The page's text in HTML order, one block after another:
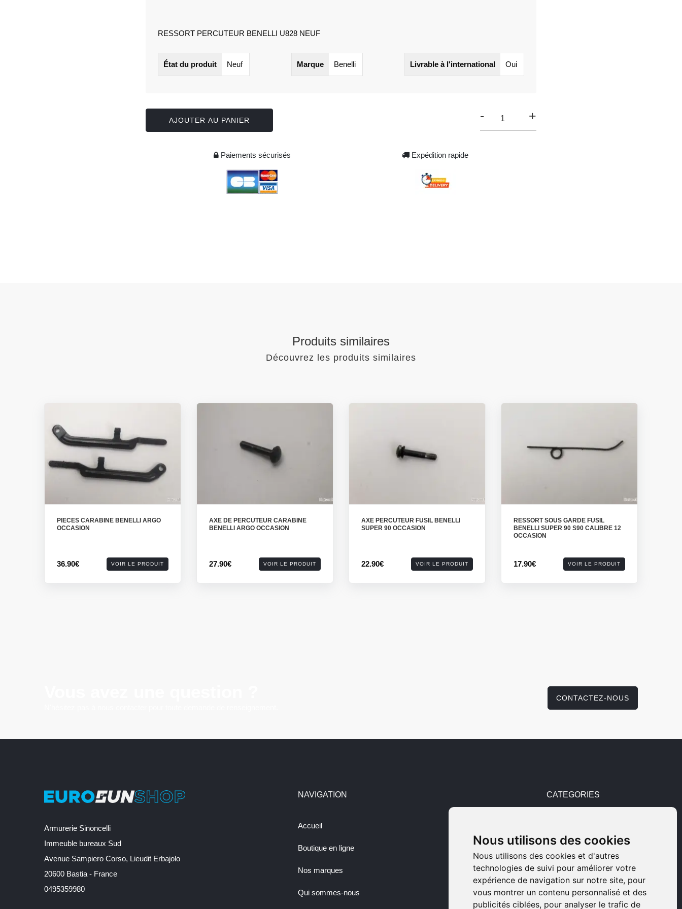
Nous utilisons des cookies
Nous utilisons des cookies et d'autres
technologies de suivi pour améliorer votre
expérience de navigation sur notre site, pour
vous montrer un contenu personnalisé et des
publicités ciblées, pour analyser le trafic de
RESSORT PERCUTEUR BENELLI U828 NEUF
État du produit Neuf Marque Benelli Livrable à l'international Oui
AJOUTER AU PANIER - +
Paiements sécurisés Expédition rapide
Produits similaires
Découvrez les produits similaires
PIECES CARABINE BENELLI ARGO
OCCASION
36.90€ VOIR LE PRODUIT
AXE DE PERCUTEUR CARABINE
BENELLI ARGO OCCASION
27.90€ VOIR LE PRODUIT
AXE PERCUTEUR FUSIL BENELLI
SUPER 90 OCCASION
22.90€ VOIR LE PRODUIT
RESSORT SOUS GARDE FUSIL
BENELLI SUPER 90 S90 CALIBRE 12
OCCASION
17.90€ VOIR LE PRODUIT
CONTACTEZ-NOUS
Armurerie Sinoncelli
Immeuble bureaux Sud
Avenue Sampiero Corso, Lieudit Erbajolo
20600 Bastia - France
0495359980
NAVIGATION
Accueil
Boutique en ligne
Nos marques
Qui sommes-nous
CATEGORIES
Armes d'occasions
Armes neuves
Armes de collection